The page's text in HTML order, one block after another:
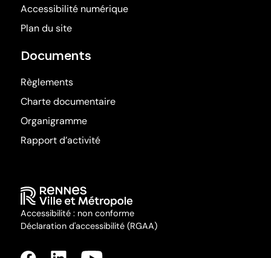
Accessibilité numérique
Plan du site
Documents
Règlements
Charte documentaire
Organigramme
Rapport d’activité
Accessibilité : non conforme
Déclaration d'accessibilité (RGAA)